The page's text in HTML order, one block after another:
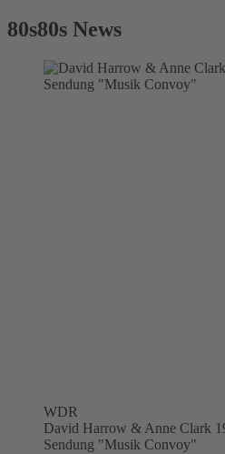
80s80s News
WDR
David Harrow & Anne Clark
Sendung "Musik Convoy"